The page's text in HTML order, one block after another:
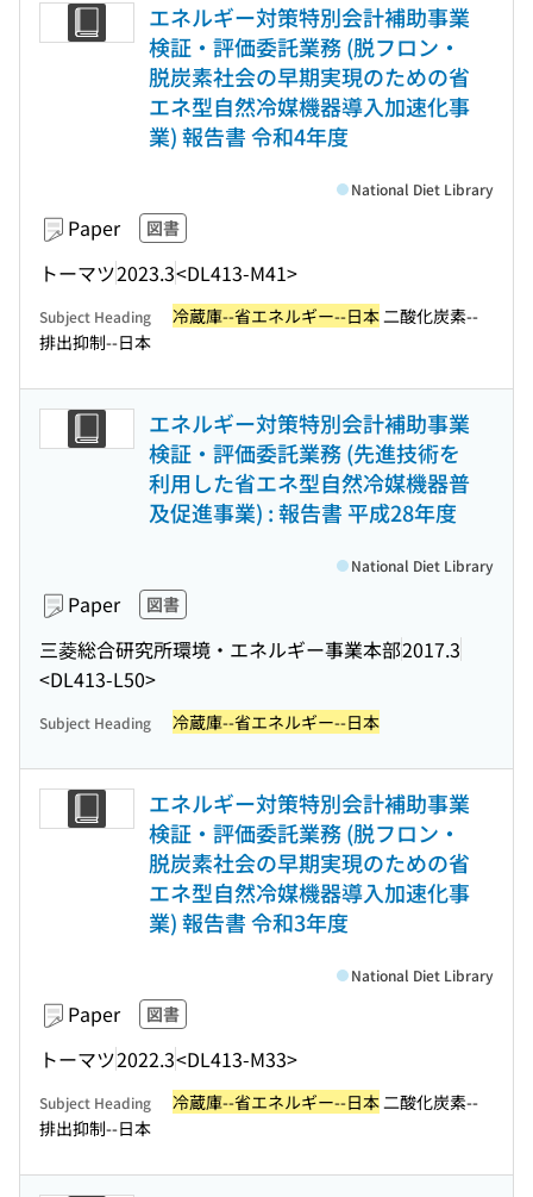
エネルギー対策特別会計補助事業
検証・評価委託業務 (脱フロン・
脱炭素社会の早期実現のための省
エネ型自然冷媒機器導入加速化事
業) 報告書 令和4年度
Paper 図書
トーマツ2023.3<DL413-M41>
National Diet Library
Subject Heading 冷蔵庫--省エネルギー--日本二酸化炭素--
排出抑制--日本
エネルギー対策特別会計補助事業
検証・評価委託業務 (先進技術を
利用した省エネ型自然冷媒機器普
及促進事業) : 報告書 平成28年度
Paper 図書
三菱総合研究所環境・エネルギー事業本部2017.3
<DL413-L50>
National Diet Library
Subject Heading 冷蔵庫--省エネルギー--日本
エネルギー対策特別会計補助事業
検証・評価委託業務 (脱フロン・
脱炭素社会の早期実現のための省
エネ型自然冷媒機器導入加速化事
業) 報告書 令和3年度
Paper 図書
トーマツ2022.3<DL413-M33>
National Diet Library
Subject Heading 冷蔵庫--省エネルギー--日本二酸化炭素--
排出抑制--日本